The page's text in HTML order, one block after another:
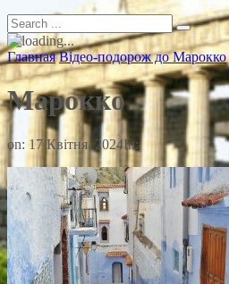
Главная Відео-подорож до Марокко
Марокко
on: 17 Квітня, 2024In: